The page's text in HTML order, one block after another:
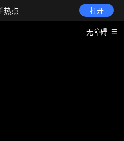
热点 打开
无障碍